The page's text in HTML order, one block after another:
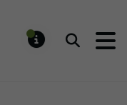
Suchen